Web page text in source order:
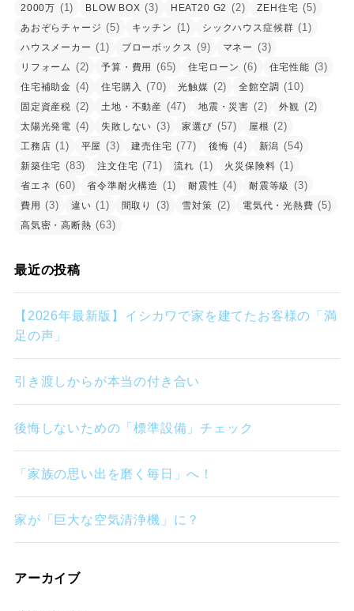
2000万 (1) BLOW BOX (3) HEAT20 G2 (2) ZEH住宅 (5)
あおぞらチャージ (5) キッチン (1) シックハウス症候群 (1)
ハウスメーカー (1) ブローボックス (9) マネー (3)
リフォーム (2) 予算・費用 (65) 住宅ローン (6) 住宅性能 (3)
住宅補助金 (4) 住宅購入 (70) 光触媒 (2) 全館空調 (10)
固定資産税 (2) 土地・不動産 (47) 地震・災害 (2) 外観 (2)
太陽光発電 (4) 失敗しない (3) 家選び (57) 屋根 (2)
工務店 (1) 平屋 (3) 建売住宅 (77) 後悔 (4) 新潟 (54)
新築住宅 (83) 注文住宅 (71) 流れ (1) 火災保険料 (1)
省エネ (60) 省令準耐火構造 (1) 耐震性 (4) 耐震等級 (3)
費用 (3) 違い (1) 間取り (3) 雪対策 (2) 電気代・光熱費 (5)
高気密・高断熱 (63)
最近の投稿
【2026年最新版】イシカワで家を建てたお客様の「満
足の声」
引き渡しからが本当の付き合い
後悔しないための「標準設備」チェック
「家族の思い出を磨く毎日」へ！
家が「巨大な空気清浄機」に？
アーカイブ